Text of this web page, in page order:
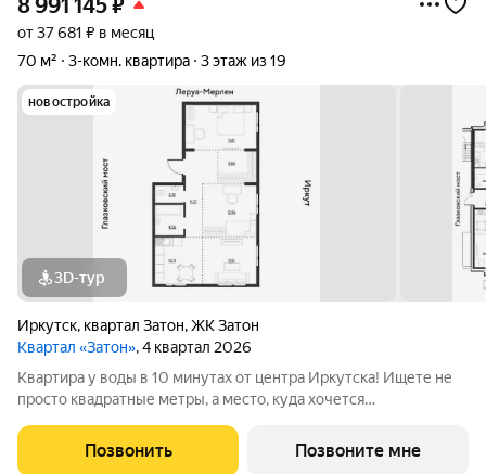
8 991 145₽
от 37 681 ₽ в месяц
70 м²
3-комн. квартира 3 этаж из 19
новостройка
3D-тур
Иркутск, квартал Затон,ЖК Затон
Квартал «Затон», 4 квартал 2026
Квартира у воды в 10 минутах от центра Иркутска! Ищете не
просто квадратные метры, а место, куда хочется
уникальный жилой комплекс на первой береговой линии,
расположенный на живописном полуострове в
Позвонить Позвоните мне